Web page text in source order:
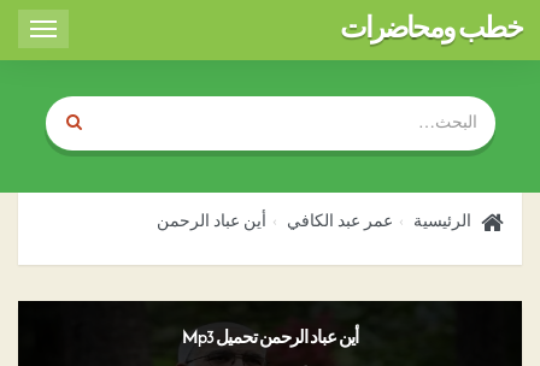
Toggle
خطب ومحاضرات
الرئيسية عمر عبد الكافي أين عباد الرحمن
أين عباد الرحمن تحميل Mp3